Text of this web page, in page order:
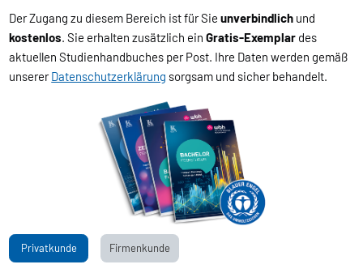
Der Zugang zu diesem Bereich ist für Sieunverbindlich und
kostenlos. Sie erhalten zusätzlich einGratis-Exemplar des
aktuellen Studienhandbuches per Post. Ihre Daten werden gemäß
unsererDatenschutzerklärung sorgsam und sicher behandelt.
Privatkunde Firmenkunde